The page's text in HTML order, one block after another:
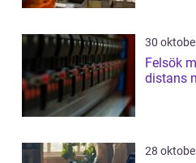
30
Felsök
distans
28